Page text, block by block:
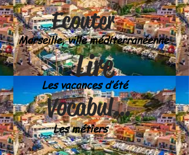
Ecouter
Marseille, ville méditerranéenne
Lire
Vocabulaire
Les vacances d’été
Les métiers